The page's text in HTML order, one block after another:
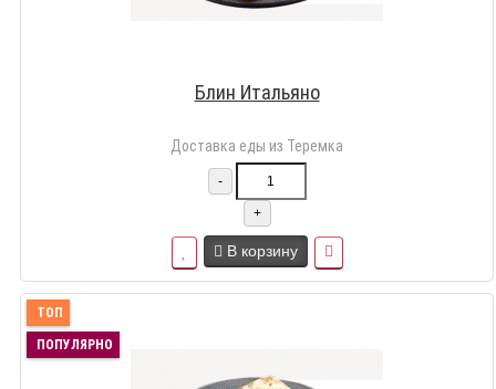
Блин Итальяно
Доставка еды из Теремка
-
+
В корзину
ТОП
ПОПУЛЯРНО